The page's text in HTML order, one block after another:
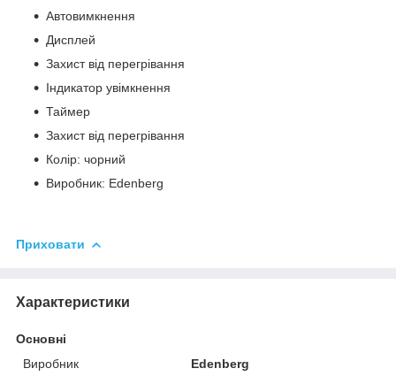
Автовимкнення
Дисплей
Захист від перегрівання
Індикатор увімкнення
Таймер
Захист від перегрівання
Колір: чорний
Виробник: Edenberg
Приховати
Характеристики
Основні
Виробник
Edenberg